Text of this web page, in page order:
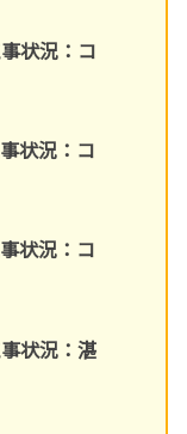
状況：コ
状況：コ
状況：コ
状況：湛